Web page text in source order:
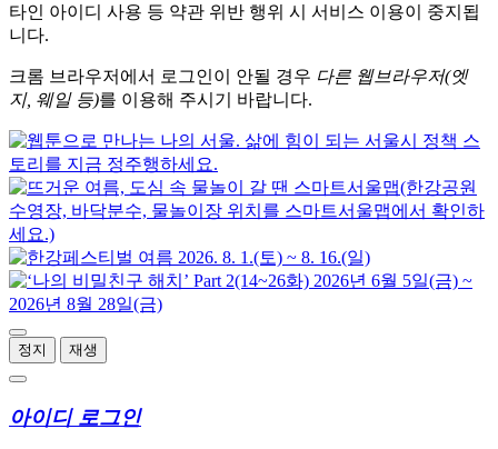
타인 아이디 사용 등 약관 위반 행위 시 서비스 이용이 중지됩
니다.
크롬 브라우저에서 로그인이 안될 경우 다른 웹브라우저(엣
지, 웨일 등)를 이용해 주시기 바랍니다.
정지 재생
아이디 로그인